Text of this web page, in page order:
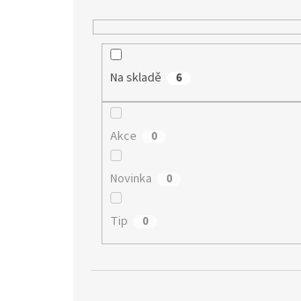
Na skladě 6
Akce 0
Novinka 0
Tip 0